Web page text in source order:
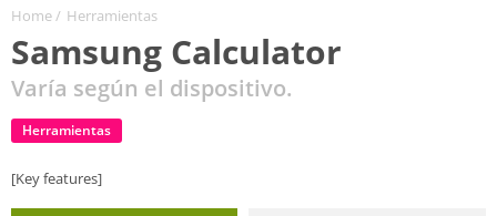
Home/ Herramientas
Samsung Calculator
Varía según el dispositivo.
Herramientas
[Key features]